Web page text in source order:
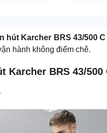
hút Karcher BRS 43/500 C
hành không điểm chê.
Karcher BRS 43/500